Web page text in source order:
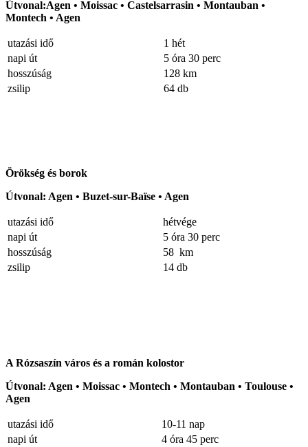
Útvonal:Agen • Moissac • Castelsarrasin • Montauban •
Montech • Agen
utazási idő
1 hét
napi út
5 óra 30 perc
hosszúság
128 km
zsilip
64 db
Örökség és borok
Útvonal: Agen • Buzet-sur-Baïse • Agen
utazási idő
hétvége
napi út
5 óra 30 perc
hosszúság
58 km
zsilip
14 db
A Rózsaszín város és a román kolostor
Útvonal: Agen • Moissac • Montech • Montauban • Toulouse •
Agen
utazási idő
10-11 nap
napi út
4 óra 45 perc